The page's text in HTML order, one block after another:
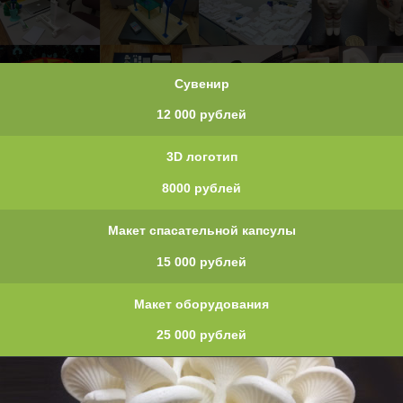
Сувенир
12 000 рублей
3D логотип
8000 рублей
Макет спасательной капсулы
15 000 рублей
Макет оборудования
25 000 рублей